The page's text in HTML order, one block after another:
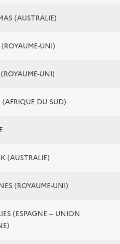
(AUSTRALIE)
UNI)
UNI)
DU SUD)
(AUSTRALIE)
(ROYAUME-UNI)
(ESPAGNE – UNION